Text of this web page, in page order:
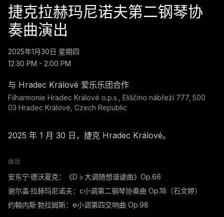
捷克拉赫玛尼诺夫第二钢琴协
奏曲演出
2025年1月30日 星期四
12:30 PM - 2:00 PM
与 Hradec Králové 爱乐乐团合作
Filharmonie Hradec Králové o.p.s., Eliščino nábřeží 777, 500
03 Hradec Králové, Czech Republic
2025 年 1 月 30 日，捷克 Hradec Králové。
曲目
安东宁·德沃夏克：《D♭大调随想谐谑曲》Op.66
谢尔盖·拉赫玛尼诺夫：c小调第二钢琴协奏曲 Op.18（石文婷）
约翰内斯·勃拉姆斯：e小调第四交响曲 Op.98